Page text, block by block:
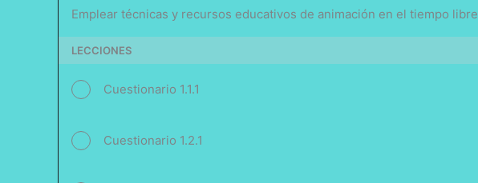
Emplear técnicas y recursos educativos de animación en el tiempo libre
LECCIONES
Cuestionario 1.1.1
Cuestionario 1.2.1